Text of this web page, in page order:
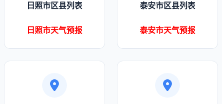
日照市区县列表
日照市天气预报
泰安市区县列表
泰安市天气预报